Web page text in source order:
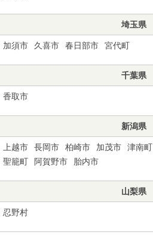
埼玉県
加須市 久喜市 春日部市 宮代町
千葉県
香取市
新潟県
上越市 長岡市 柏崎市 加茂市 津南町
聖籠町
阿賀野市 胎内市
山梨県
忍野村